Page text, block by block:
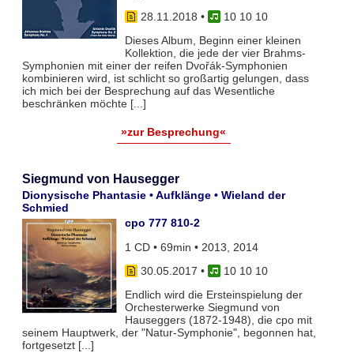
28.11.2018 •
10 10 10
Dieses Album, Beginn einer kleinen
Kollektion, die jede der vier Brahms-
Symphonien mit einer der reifen Dvořák-Symphonien
kombinieren wird, ist schlicht so großartig gelungen, dass
ich mich bei der Besprechung auf das Wesentliche
beschränken möchte [...]
»zur Besprechung«
Siegmund von Hausegger
Dionysische Phantasie • Aufklänge • Wieland der
Schmied
cpo 777 810-2
1 CD • 69min • 2013, 2014
30.05.2017 •
10 10 10
Endlich wird die Ersteinspielung der
Orchesterwerke Siegmund von
Hauseggers (1872-1948), die cpo mit
seinem Hauptwerk, der "Natur-Symphonie", begonnen hat,
fortgesetzt [...]